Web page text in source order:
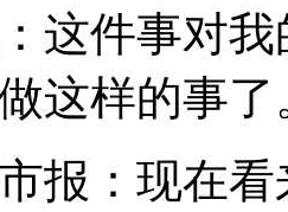
件事对我
这样的事了
：现在看